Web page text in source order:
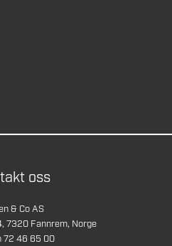
oss
& Co AS
7320 Fannrem, Norge
72 46 65 00